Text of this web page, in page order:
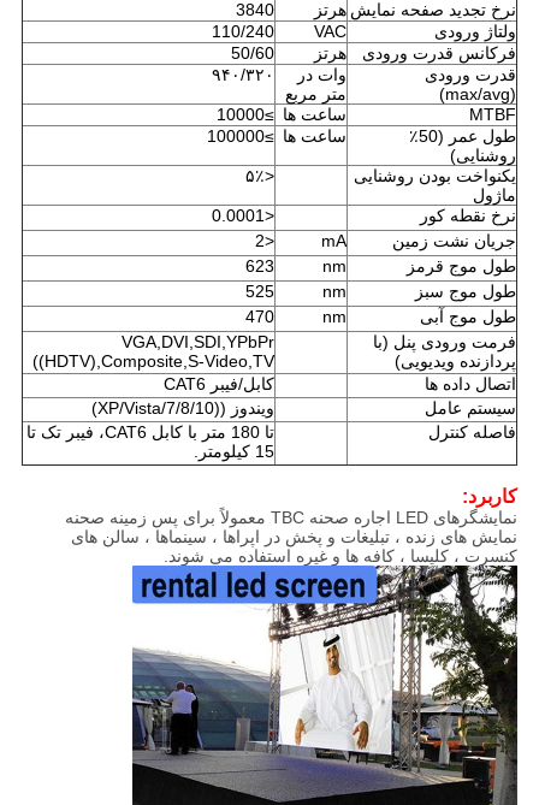
نرخ تجدید صفحه نمایش هرتز
3840
ولتاژ ورودی
VAC
110/240
فرکانس قدرت ورودی
هرتز
50/60
قدرت ورودی
(max/avg)
وات در
متر مربع
۹۴۰/۳۲۰
MTBF ساعت ها ≥10000
طول عمر (50٪
روشنایی)
ساعت ها ≥100000
یکنواخت بودن روشنایی
ماژول
<۵٪
نرخ نقطه کور
<0.0001
جریان نشت زمین
mA
<2
طول موج قرمز
nm
623
طول موج سبز
nm
525
طول موج آبی
nm
470
فرمت ورودی پنل (با
پردازنده ویدیویی)
VGA,DVI,SDI,YPbPr
((HDTV),Composite,S-Video,TV
اتصال داده ها
کابل/فیبر CAT6
سیستم عامل
ویندوز ((XP/Vista/7/8/10)
فاصله کنترل
تا 180 متر با کابل CAT6، فیبر تک تا
15 کیلومتر.
کاربرد:
نمایشگرهای LED اجاره صحنه TBC معمولاً برای پس زمینه صحنه
نمایش های زنده ، تبلیغات و پخش در اپراها ، سینماها ، سالن های
کنسرت ، کلیسا ، کافه ها و غیره استفاده می شوند.